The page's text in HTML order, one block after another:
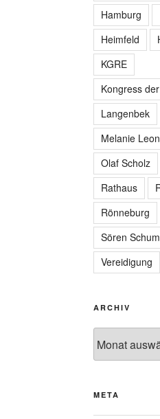
Hamburg
Heimfeld
KGRE
Kongress
Langenbek
Melanie
Olaf Scholz
Rathaus
Rönneburg
Sören
Vereidigung
ARCHIV
META